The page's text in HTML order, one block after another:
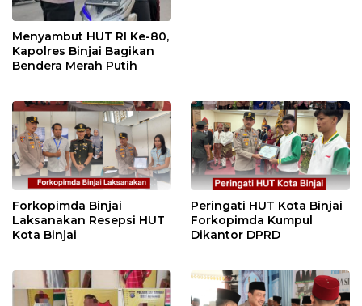
Menyambut HUT RI Ke-80,
Kapolres Binjai Bagikan
Bendera Merah Putih
Forkopimda Binjai
Laksanakan Resepsi HUT
Kota Binjai
Peringati HUT Kota Binjai
Forkopimda Kumpul
Dikantor DPRD